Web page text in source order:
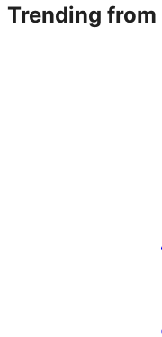
Trending from